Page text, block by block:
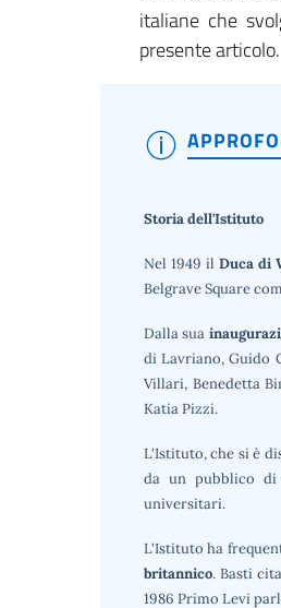
italiane che
presente articolo.
Storia dell'Istituto
Nel 1949 il Duca di
Belgrave Square
Dalla sua
di Lavriano, Guido
Villari, Benedetta
Katia Pizzi.
L'Istituto, che si è
da un pubblico di
universitari.
L'Istituto ha
britannico. Basti
1986 Primo Levi